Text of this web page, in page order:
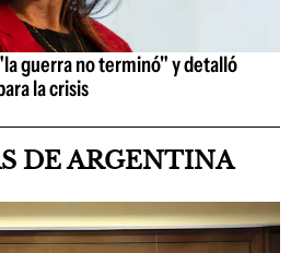
guerra no terminó" y detalló
la crisis
DE ARGENTINA